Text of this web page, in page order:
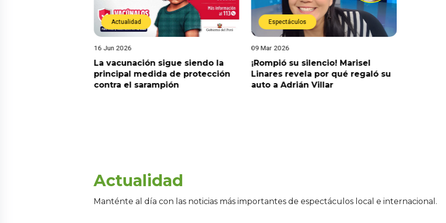
Actualidad
16 Jun 2026
La vacunación sigue siendo la
principal medida de protección
contra el sarampión
Espectáculos
09 Mar 2026
¡Rompió su silencio! Marisel
Linares revela por qué regaló su
auto a Adrián Villar
Actualidad
Manténte al día con las noticias más importantes de espectáculos local e internacional.